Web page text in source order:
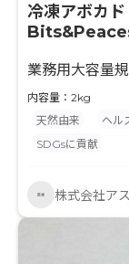
冷凍アボカ
業務用大容量
内容量：2kg
天然由来
ヘル
SDGsに貢献
株式会社ア